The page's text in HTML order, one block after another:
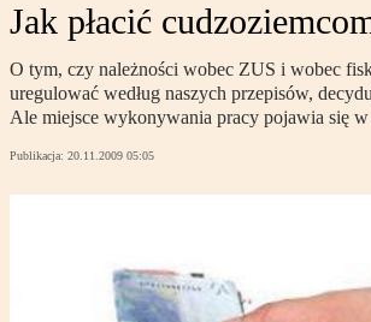
Jak płacić
O tym, czy należności wobec ZUS i wobec
uregulować według naszych przepisów,
Ale miejsce wykonywania pracy pojawia się
Publikacja: 20.11.2009 05:05